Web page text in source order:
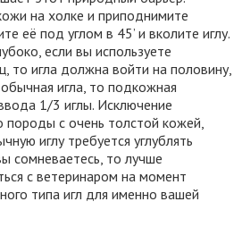
на холке и приподнимите
её под углом в 45’ и вколите иглу.
если вы используете
то игла должна войти на половину,
игла, то подкожная
1/3 иглы. Исключение
породы с очень толстой кожей,
иглу требуется углублять
сомневаетесь, то лучше
с ветеринаром на момент
типа игл для именно вашей